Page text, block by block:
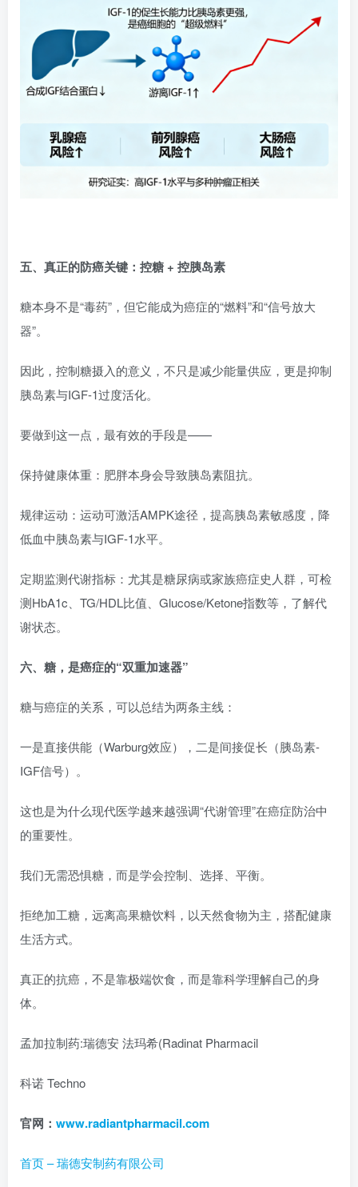
五、真正的防癌关键：控糖 + 控胰岛素
糖本身不是“毒药”，但它能成为癌症的“燃料”和“信号放大
器”。
因此，控制糖摄入的意义，不只是减少能量供应，更是抑制
胰岛素与IGF-1过度活化。
要做到这一点，最有效的手段是——
保持健康体重：肥胖本身会导致胰岛素阻抗。
规律运动：运动可激活AMPK途径，提高胰岛素敏感度，降
低血中胰岛素与IGF-1水平。
定期监测代谢指标：尤其是糖尿病或家族癌症史人群，可检
测HbA1c、TG/HDL比值、Glucose/Ketone指数等，了解代
谢状态。
六、糖，是癌症的“双重加速器”
糖与癌症的关系，可以总结为两条主线：
一是直接供能（Warburg效应），二是间接促长（胰岛素-
IGF信号）。
这也是为什么现代医学越来越强调“代谢管理”在癌症防治中
的重要性。
我们无需恐惧糖，而是学会控制、选择、平衡。
拒绝加工糖，远离高果糖饮料，以天然食物为主，搭配健康
生活方式。
真正的抗癌，不是靠极端饮食，而是靠科学理解自己的身
体。
孟加拉制药:瑞德安 法玛希(Radinat Pharmacil
科诺 Techno
官网： www.radiantpharmacil.com
首页 – 瑞德安制药有限公司